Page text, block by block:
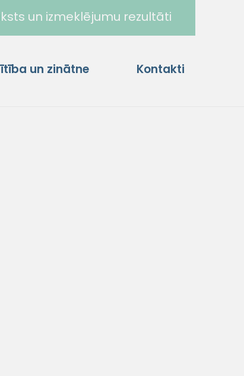
un izmeklējumu rezultāti
un zinātne Kontakti